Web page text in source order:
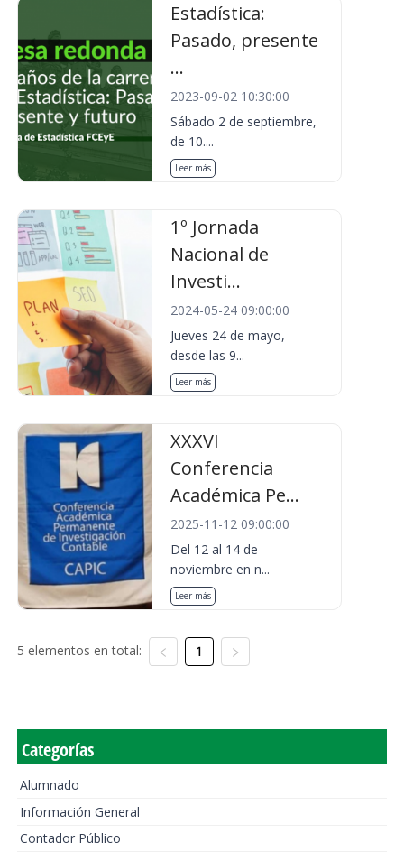
Estadística:
Pasado, presente
...
2023-09-02 10:30:00
Sábado 2 de septiembre,
de 10....
Leer más
1º Jornada
Nacional de
Investi...
2024-05-24 09:00:00
Jueves 24 de mayo,
desde las 9...
Leer más
XXXVI
Conferencia
Académica Pe...
2025-11-12 09:00:00
Del 12 al 14 de
noviembre en n...
Leer más
5 elementos en total: 1
Categorías
Alumnado
Información General
Contador Público